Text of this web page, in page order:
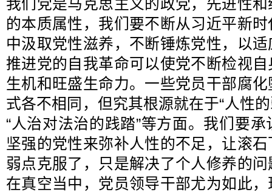
我们党是马克思主义的政党，先进性
的本质属性，我们要不断从习近平新
中汲取党性滋养，不断锤炼党性，以
推进党的自我革命可以使党不断检视
生机和旺盛生命力。一些党员干部腐
式各不相同，但究其根源就在于“人性
“人治对法治的践踏”等方面。我们要
坚强的党性来弥补人性的不足，让滚
弱点克服了，只是解决了个人修养的
在真空当中，党员领导干部尤为如此